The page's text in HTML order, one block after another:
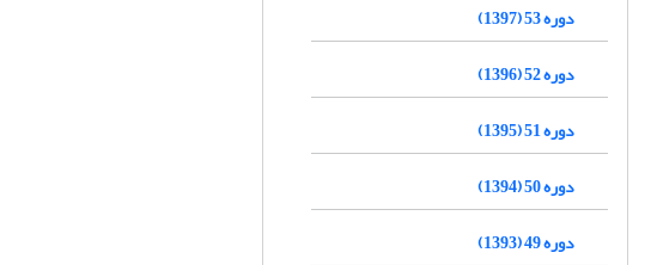
دوره 53 (1397)
دوره 52 (1396)
دوره 51 (1395)
دوره 50 (1394)
دوره 49 (1393)